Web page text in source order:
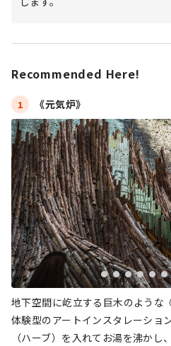
Recommended Here!
1 《元気炉》
地下空間に屹立する巨木のような
体験型のアートインスタレーショ
（ハーブ）を入れてお湯を沸かし、